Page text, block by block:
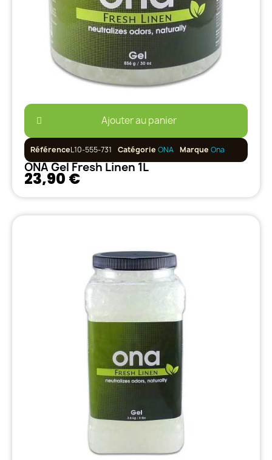
Ajouter au panier
RéférenceL10-555-731 Catégorie ONA Marque Ona
ONA Gel Fresh Linen 1L
23,90 €